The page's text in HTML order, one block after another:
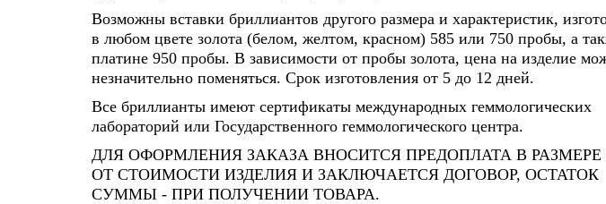
Возможны вставки бриллиантов другого размера и характеристик,
в любом цвете золота (белом, желтом, красном) 585 или 750 пробы, а
платине 950 пробы. В зависимости от пробы золота, цена на изделие
незначительно поменяться. Срок изготовления от 5 до 12 дней.
Все бриллианты имеют сертификаты международных геммологических
лабораторий или Государственного геммологического центра.
ДЛЯ ОФОРМЛЕНИЯ ЗАКАЗА ВНОСИТСЯ ПРЕДОПЛАТА В РАЗМЕРЕ
ОТ СТОИМОСТИ ИЗДЕЛИЯ И ЗАКЛЮЧАЕТСЯ ДОГОВОР, ОСТАТОК
СУММЫ - ПРИ ПОЛУЧЕНИИ ТОВАРА.